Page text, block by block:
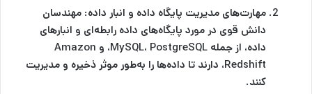
مهارت‌های مدیریت پایگاه داده و انبار داده: مهندسان
دانش قوی در مورد پایگاه‌های داده رابطه‌ای و انبارهای
داده، از جمله MySQL، PostgreSQL، و Amazon
Redshift، دارند تا داده‌ها را به‌طور موثر ذخیره و مدیریت
کنند.